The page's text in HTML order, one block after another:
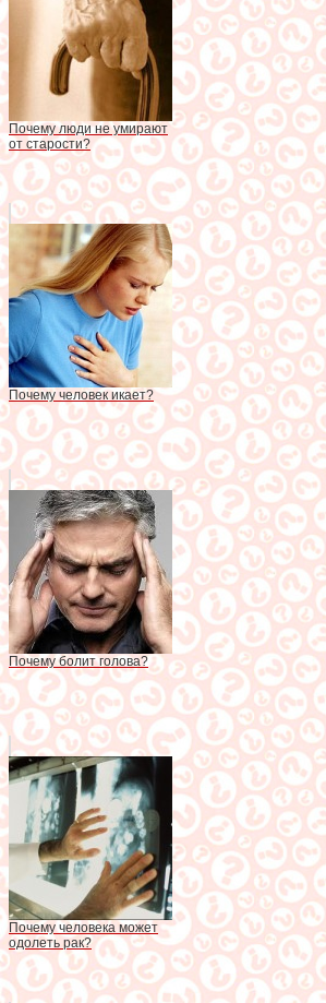
Почему люди не умирают
от старости?
Почему человек икает?
Почему болит голова?
Почему человека может
одолеть рак?